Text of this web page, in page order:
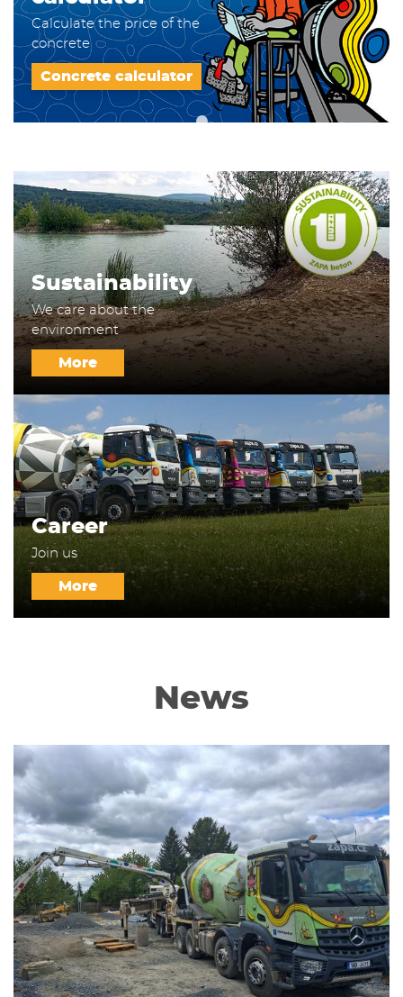
Calculate the price of the
concrete
Concrete calculator
Sustainability
We care about the
environment
More
Career
Join us
More
News